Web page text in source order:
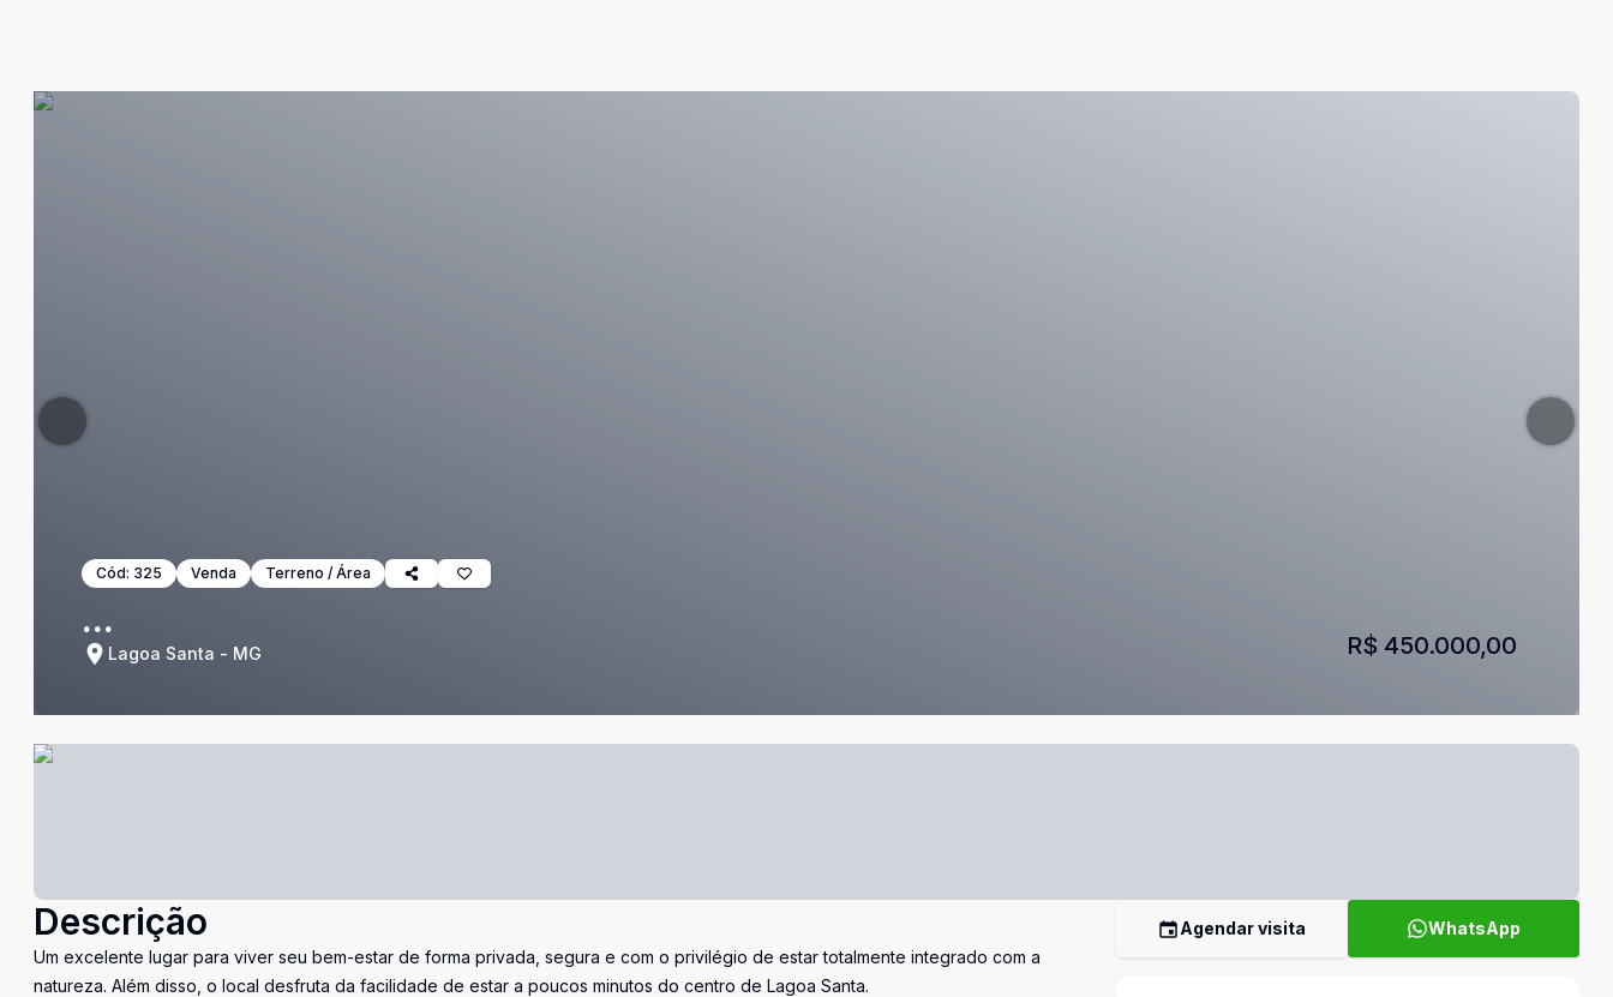
Cód: 325 Venda Terreno / Área
...
Lagoa Santa - MG R$ 450.000,00
Descrição
Um excelente lugar para viver seu bem-estar de forma privada, segura e com o privilégio de estar totalmente integrado com a
natureza. Além disso, o local desfruta da facilidade de estar a poucos minutos do centro de Lagoa Santa.
Agendar visita WhatsApp